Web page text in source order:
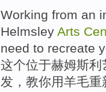
Working from an
Helmsley Arts
need to recreate
这个位于赫姆斯
发，教你用羊毛